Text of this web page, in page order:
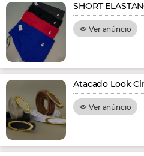
SHORT
Ver anúncio
Atacado Look
Ver anúncio